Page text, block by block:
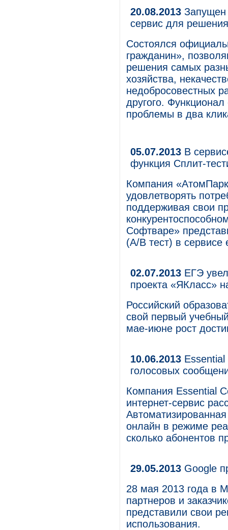
20.08.2013 Запущен
сервис для
Состоялся
гражданин»,
решения самых
хозяйства,
недобросовестных
другого.
проблемы в два
05.07.2013 В
функция Сплит-
Компания
удовлетворять
поддерживая свои
Софтваре»
(A/B тест) в
02.07.2013 ЕГЭ
проекта «ЯКласс»
Российский
свой первый
мае-июне рост
10.06.2013 Essential
голосовых
Компания Essential
интернет-сервис
онлайн в режиме
сколько абонентов
29.05.2013 Google
28 мая 2013 года в
партнеров и
представили свои
использования.